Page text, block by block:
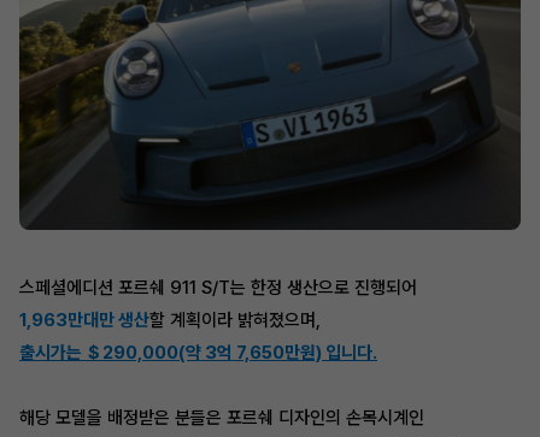
스페셜에디션 포르쉐 911 S/T는 한정 생산으로 진행되어
1,963만대만 생산할 계획이라 밝혀졌으며,
출시가는 ＄290,000(약 3억 7,650만원) 입니다.
해당 모델을 배정받은 분들은 포르쉐 디자인의 손목시계인